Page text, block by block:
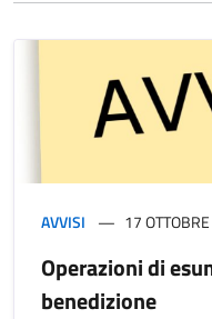
AVVISI 17
Operazioni di
benedizione